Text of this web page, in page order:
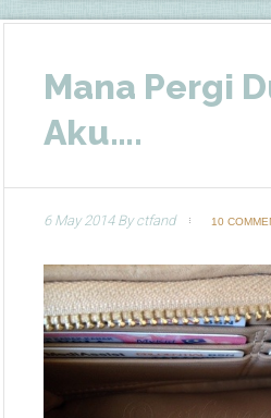
Mana Pergi
Aku….
6 May 2014Byctfand 10